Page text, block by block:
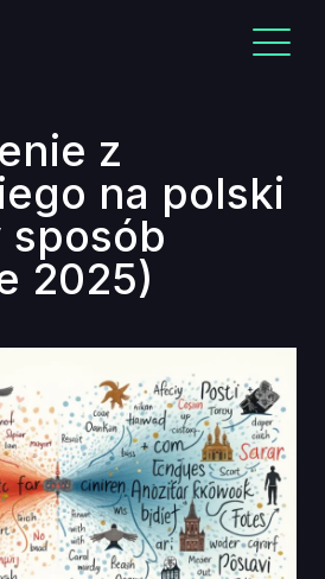
z
na polski
2025)